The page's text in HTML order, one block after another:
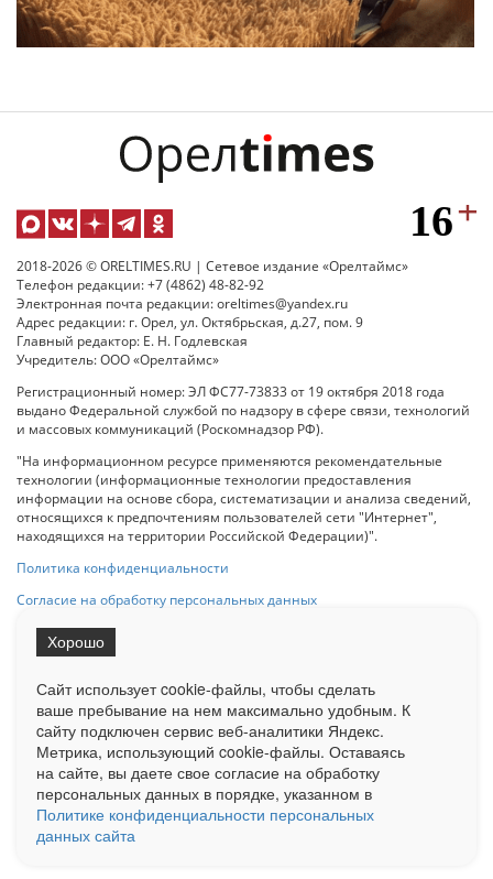
2018-2026 © ORELTIMES.RU | Сетевое издание «Орелтаймс»
Телефон редакции: +7 (4862) 48-82-92
Электронная почта редакции: oreltimes@yandex.ru
Адрес редакции: г. Орел, ул. Октябрьская, д.27, пом. 9
Главный редактор: Е. Н. Годлевская
Учредитель: ООО «Орелтаймс»
Регистрационный номер: ЭЛ ФС77-73833 от 19 октября 2018 года
выдано Федеральной службой по надзору в сфере связи, технологий
и массовых коммуникаций (Роскомнадзор РФ).
"На информационном ресурсе применяются рекомендательные
технологии (информационные технологии предоставления
информации на основе сбора, систематизации и анализа сведений,
относящихся к предпочтениям пользователей сети "Интернет",
находящихся на территории Российской Федерации)".
Политика конфиденциальности
Согласие на обработку персональных данных
на Сетевое издание «ОрелТаймс» обязательна.
Ограниченная статистика посещаемости доступна на сайте
Liveinternet.ru . Подробная статистика для рекламодателей по запросу
у менеджера.
Реклама Документы О нас Контакты
Сайт использует cookie-файлы, чтобы сделать
ваше пребывание на нем максимально удобным. К
cайту подключен сервис веб-аналитики Яндекс.
Метрика, использующий cookie-файлы. Оставаясь
на сайте, вы даете свое согласие на обработку
персональных данных в порядке, указанном в
Политике конфиденциальности персональных
данных сайта
Хорошо